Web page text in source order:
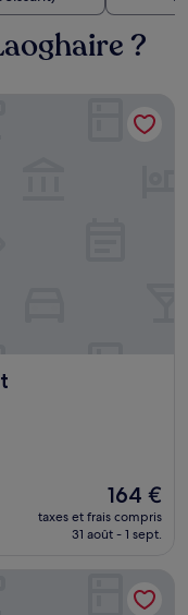
?
Le
nouveau
prix
164 €
164 €
taxes et frais compris
31 août - 1 sept.